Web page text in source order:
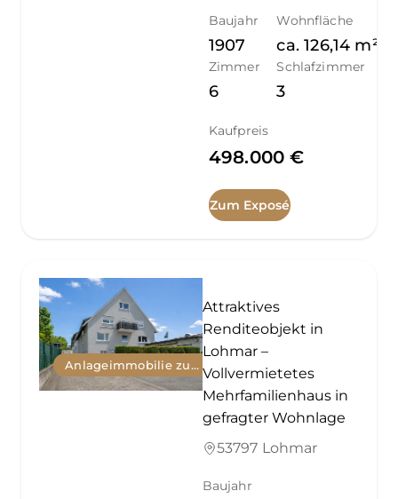
Baujahr
1907
Wohnfläche
ca. 126,14 m²
Zimmer
6
Schlafzimmer
3
Kaufpreis
498.000 €
Zum Exposé
Anlageimmobilie zum Kauf
Attraktives
Renditeobjekt in
Lohmar –
Vollvermietetes
Mehrfamilienhaus in
gefragter Wohnlage
53797 Lohmar
Baujahr